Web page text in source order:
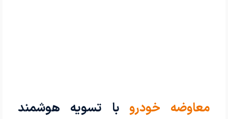
معاوضه خودروبا تسویه هوشمند